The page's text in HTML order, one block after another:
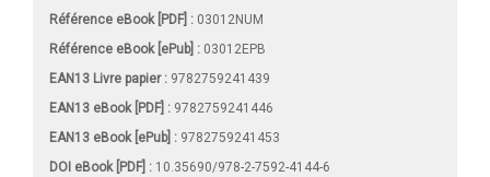
Référence eBook [PDF] : 03012NUM
Référence eBook [ePub] : 03012EPB
EAN13 Livre papier : 9782759241439
EAN13 eBook [PDF] : 9782759241446
EAN13 eBook [ePub] : 9782759241453
DOI eBook [PDF] : 10.35690/978-2-7592-4144-6